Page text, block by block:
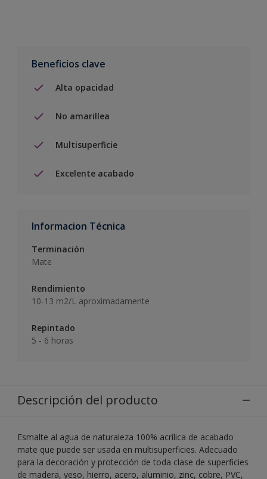
Beneficios clave
Alta opacidad
No amarillea
Multisuperficie
Excelente acabado
Informacion Técnica
Terminación
Mate
Rendimiento
10-13 m2/L aproximadamente
Repintado
5 - 6 horas
Descripción del producto
Esmalte al agua de naturaleza 100% acrílica de acabado
mate que puede ser usada en multisuperficies. Adecuado
para la decoración y protección de toda clase de superficies
de madera, yeso, hierro, acero, aluminio, zinc, cobre, PVC,